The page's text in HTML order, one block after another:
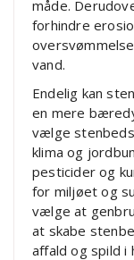
måde.
forhindre
vand.
Endelig kan
en mere
vælge
klima og
pesticider og
for miljøet og
vælge at
at skabe
affald og spild i